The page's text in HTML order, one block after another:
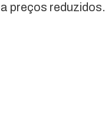
preços reduzidos.